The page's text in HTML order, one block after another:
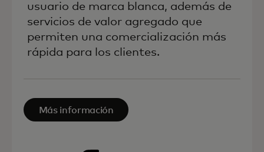
usuario de marca blanca, además de
servicios de valor agregado que
permiten una comercialización más
rápida para los clientes.
Más información